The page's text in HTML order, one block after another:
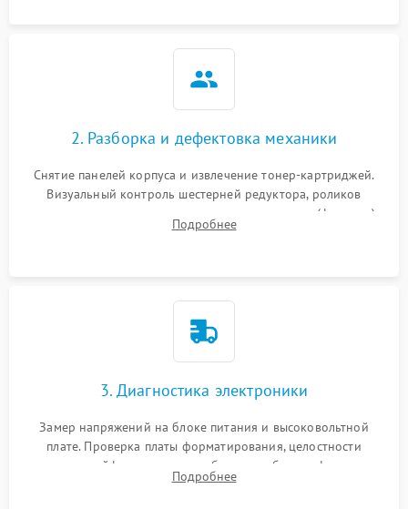
2. Разборка и дефектовка механики
Снятие панелей корпуса и извлечение тонер-картриджей.
Визуальный контроль шестерней редуктора, роликов
захвата, термопленки и прижимного вала в печи (фьюзере).
Проверка оптики сканера на загрязнения.
Подробнее
3. Диагностика электроники
Замер напряжений на блоке питания и высоковольтной
плате. Проверка платы форматирования, целостности
плоских шлейфов сканера и работоспособности флажков и
оптопар (датчиков прохождения бумаги).
Подробнее